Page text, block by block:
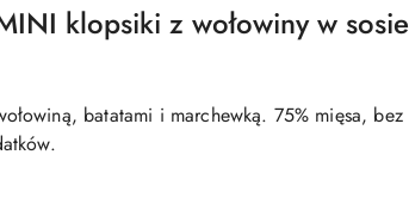
klopsiki z wołowiny w sosie
batatami i marchewką. 75% mięsa, bez